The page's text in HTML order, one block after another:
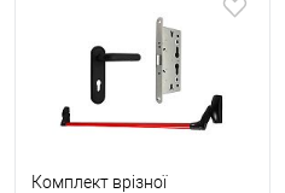
Комплект врізної